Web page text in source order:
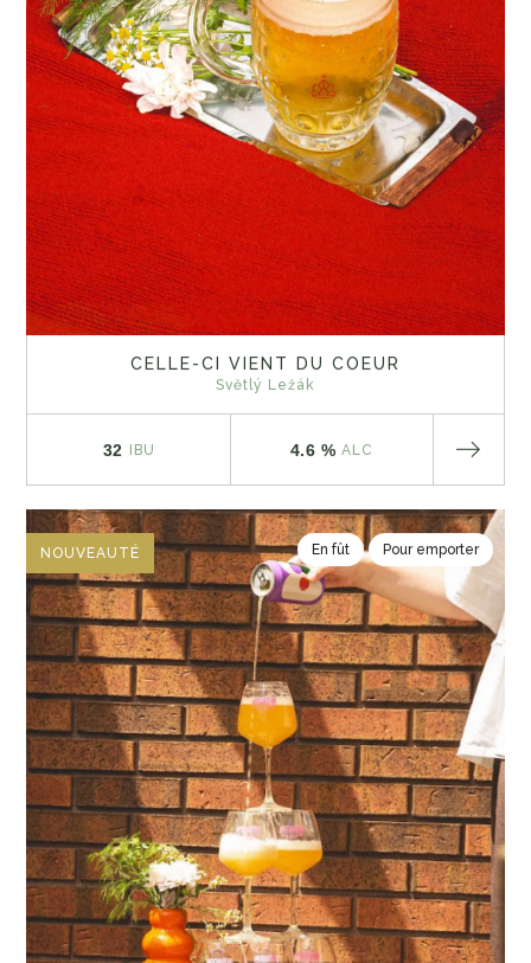
CELLE-CI VIENT DU COEUR
Světlý Ležák
32 IBU 4.6 % ALC
NOUVEAUTÉ En fût Pour emporter